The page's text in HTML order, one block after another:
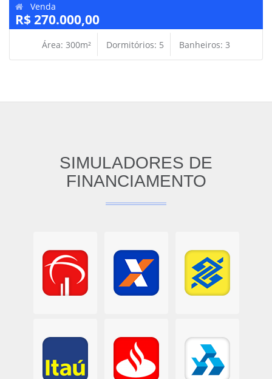
Venda
R$ 270.000,00
Área: 300m² Dormitórios: 5 Banheiros: 3
SIMULADORES DE
FINANCIAMENTO